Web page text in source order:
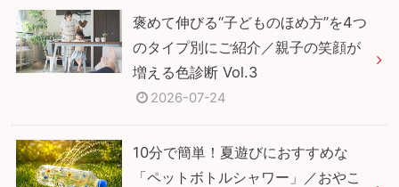
褒めて伸びる“子どものほめ方”を4つ
のタイプ別にご紹介／親子の笑顔が
増える色診断 Vol.3
2026-07-24
10分で簡単！夏遊びにおすすめな
「ペットボトルシャワー」／おやこ